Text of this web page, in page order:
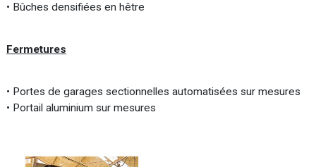
• Bûches densifiées en hêtre
Fermetures
• Portes de garages sectionnelles automatisées sur mesures
• Portail aluminium sur mesures